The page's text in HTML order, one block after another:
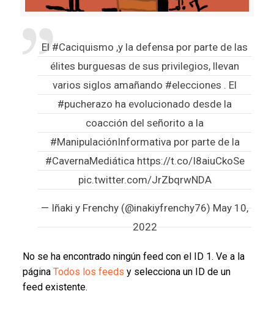
El#Caciquismo ,y la defensa por parte de las
élites burguesas de sus privilegios, llevan
varios siglos amañando #elecciones . El
#pucherazo ha evolucionado desde la
coacción del señorito a la
#ManipulaciónInformativa por parte de la
#CavernaMediática https://t.co/I8aiuCkoSe
pic.twitter.com/JrZbqrwNDA
— Iñaki y Frenchy (@inakiyfrenchy76)May 10,
2022
No se ha encontrado ningún feed con el ID 1. Ve a la
página Todos los feeds y selecciona un ID de un
feed existente.